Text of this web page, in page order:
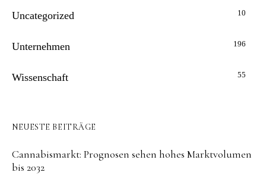
Uncategorized 10
Unternehmen 196
Wissenschaft 55
NEUESTE BEITRÄGE
Cannabismarkt: Prognosen sehen hohes Marktvolumen
bis 2032